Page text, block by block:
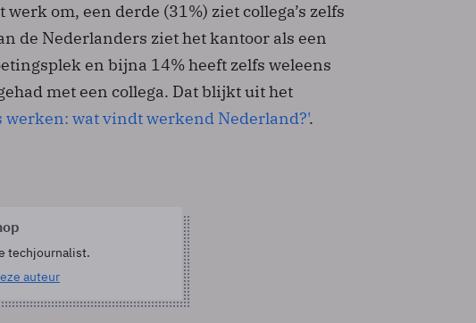
werk om, een derde (31%) ziet collega’s zelfs
de Nederlanders ziet het kantoor als een
en bijna 14% heeft zelfs weleens
met een collega. Dat blijkt uit het
werken: wat vindt werkend Nederland?'.
techjournalist.
auteur